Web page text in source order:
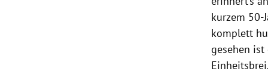
kurzem 50-
komplett
gesehen ist